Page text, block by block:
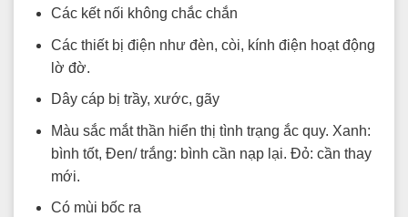
Các kết nối không chắc chắn
Các thiết bị điện như đèn, còi, kính điện hoạt động
lờ đờ.
Dây cáp bị trầy, xước, gãy
Màu sắc mắt thần hiển thị tình trạng ắc quy. Xanh:
bình tốt, Đen/ trắng: bình cần nạp lại. Đỏ: cần thay
mới.
Có mùi bốc ra